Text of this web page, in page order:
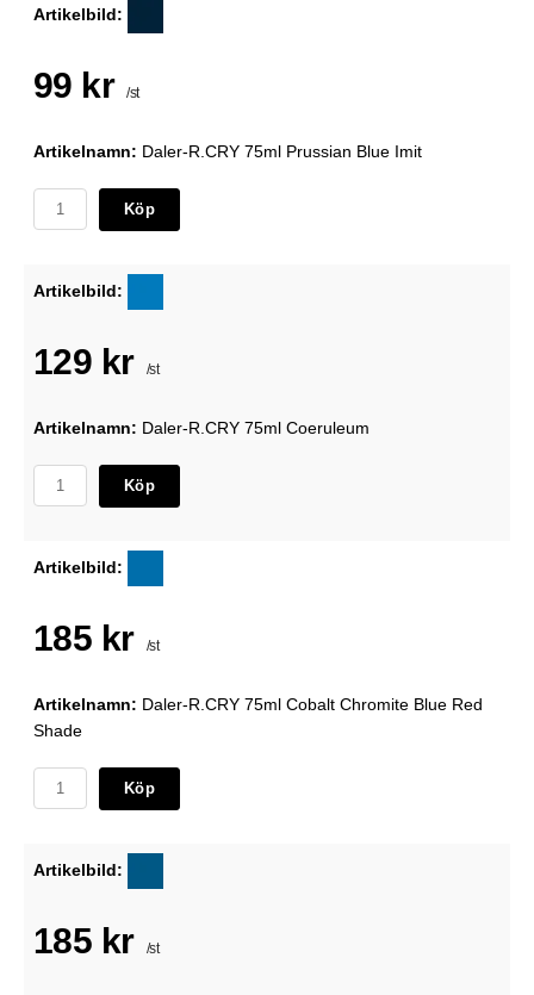
Artikelbild:
99 kr /st
Artikelnamn: Daler-R.CRY 75ml Prussian Blue Imit
Köp
Artikelbild:
129 kr /st
Artikelnamn: Daler-R.CRY 75ml Coeruleum
Köp
Artikelbild:
185 kr /st
Artikelnamn: Daler-R.CRY 75ml Cobalt Chromite Blue Red
Shade
Köp
Artikelbild:
185 kr /st